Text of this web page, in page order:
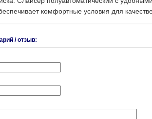
комфортные условия для
/ отзыв: